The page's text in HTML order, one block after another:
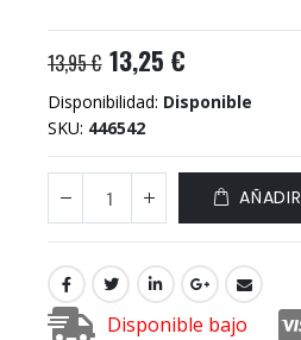
13,95 € 13,25 €
Disponibilidad: Disponible
SKU 446542
AÑADIR
Disponible bajo